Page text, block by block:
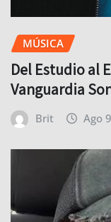
MÚSICA
Del Estudio al
Vanguardia
Brit Ago